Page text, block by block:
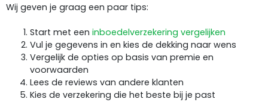
Wij geven je graag een paar tips:
Start met een inboedelverzekering vergelijken
Vul je gegevens in en kies de dekking naar wens
Vergelijk de opties op basis van premie en
voorwaarden
Lees de reviews van andere klanten
Kies de verzekering die het beste bij je past